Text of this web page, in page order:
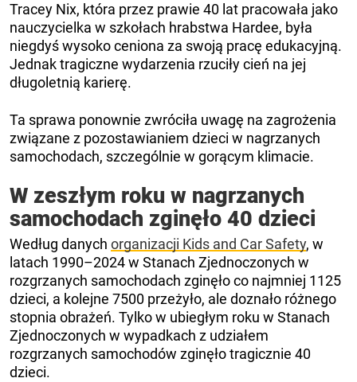
Tracey Nix, która przez prawie 40 lat pracowała jako
nauczycielka w szkołach hrabstwa Hardee, była
niegdyś wysoko ceniona za swoją pracę edukacyjną.
Jednak tragiczne wydarzenia rzuciły cień na jej
długoletnią karierę.
Ta sprawa ponownie zwróciła uwagę na zagrożenia
związane z pozostawianiem dzieci w nagrzanych
samochodach, szczególnie w gorącym klimacie.
W zeszłym roku w nagrzanych
samochodach zginęło 40 dzieci
Według danych organizacji Kids and Car Safety, w
latach 1990–2024 w Stanach Zjednoczonych w
rozgrzanych samochodach zginęło co najmniej 1125
dzieci, a kolejne 7500 przeżyło, ale doznało różnego
stopnia obrażeń. Tylko w ubiegłym roku w Stanach
Zjednoczonych w wypadkach z udziałem
rozgrzanych samochodów zginęło tragicznie 40
dzieci.